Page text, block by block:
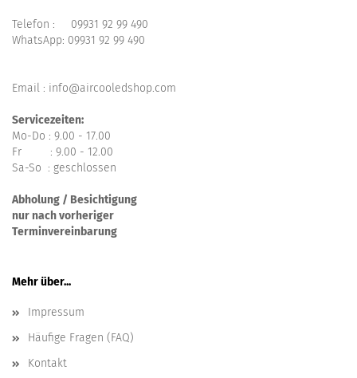
Telefon : 09931 92 99 490
WhatsApp: 09931 92 99 490
Email : info@aircooledshop.com
Servicezeiten:
Mo-Do : 9.00 - 17.00
Fr : 9.00 - 12.00
Sa-So : geschlossen
Abholung / Besichtigung
nur nach vorheriger
Terminvereinbarung
Mehr über...
Impressum
Häufige Fragen (FAQ)
Kontakt